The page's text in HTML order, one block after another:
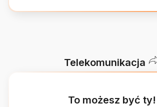
Telekomunikacja
To możesz być ty!